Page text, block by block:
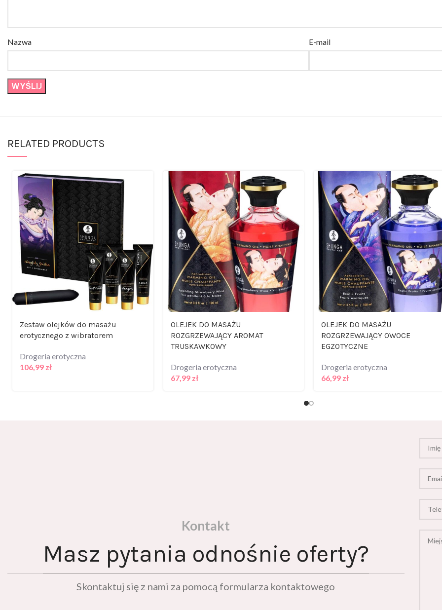
Nazwa E-mail
RELATED PRODUCTS
Zestaw olejków do masażu
erotycznego z wibratorem
Drogeria erotyczna
106,99 zł
OLEJEK DO MASAŻU
ROZGRZEWAJĄCY AROMAT
TRUSKAWKOWY
Drogeria erotyczna
67,99 zł
OLEJEK DO MASAŻU
ROZGRZEWAJĄCY OWOCE
EGZOTYCZNE
Drogeria erotyczna
66,99 zł
Kontakt
Masz pytania odnośnie oferty?
Skontaktuj się z nami za pomocą formularza kontaktowego